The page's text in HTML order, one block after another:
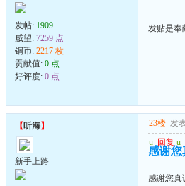
发帖: 1909
威望: 7259 点
铜币: 2217 枚
贡献值: 0 点
好评度: 0 点
发贴是奉
【听海】
新手上路
23楼 发
u 回复 u
感谢您
感谢您真